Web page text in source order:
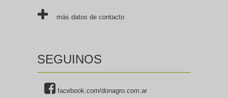
más datos de contacto
SEGUINOS
facebook.com/donagro.com.ar